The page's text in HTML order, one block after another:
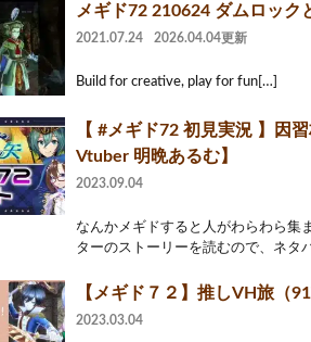
メギド72 210624 ダムロック
2021.07.24 2026.04.04更新
Build for creative, play for fun[…]
【 #メギド72 初見実況 】因
Vtuber 明晩あるむ】
2023.09.04
なんかメギドすると人がわらわら集
ターのストーリーを読むので、ネタ
【メギド７２】推しVH旅（
2023.03.04